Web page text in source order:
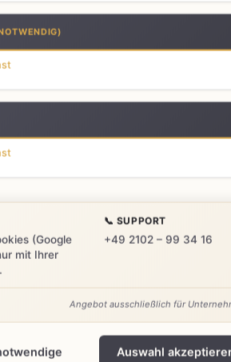
und
Supportanruf
(Google
mit Ihrer
📞 SUPPORT
+49 2102 – 99 34 16
Angebot ausschließlich für
Auswahl